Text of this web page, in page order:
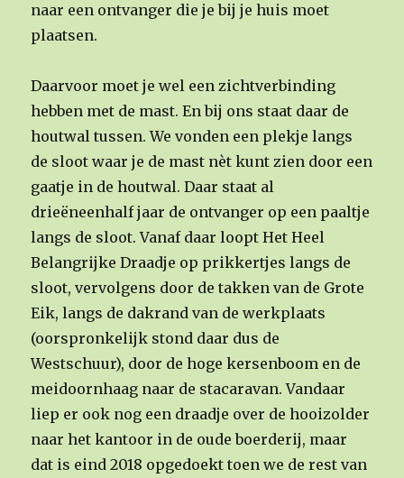
naar een ontvanger die je bij je huis moet
plaatsen.
Daarvoor moet je wel een zichtverbinding
hebben met de mast. En bij ons staat daar de
houtwal tussen. We vonden een plekje langs
de sloot waar je de mast nèt kunt zien door een
gaatje in de houtwal. Daar staat al
drieëneenhalf jaar de ontvanger op een paaltje
langs de sloot. Vanaf daar loopt Het Heel
Belangrijke Draadje op prikkertjes langs de
sloot, vervolgens door de takken van de Grote
Eik, langs de dakrand van de werkplaats
(oorspronkelijk stond daar dus de
Westschuur), door de hoge kersenboom en de
meidoornhaag naar de stacaravan. Vandaar
liep er ook nog een draadje over de hooizolder
naar het kantoor in de oude boerderij, maar
dat is eind 2018 opgedoekt toen we de rest van